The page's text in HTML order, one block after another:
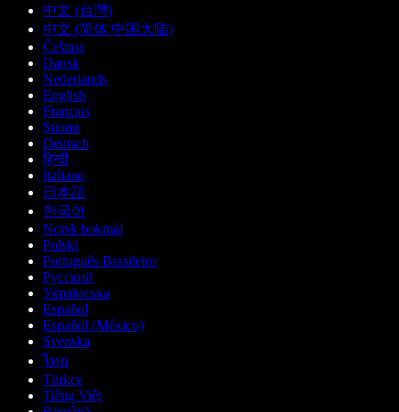
中文 (台灣)
中文 (简体 中国大陆)
Čeština
Dansk
Nederlands
English
Français
Suomi
Deutsch
हिन्दी
Italiano
日本語
한국어
Norsk bokmål
Polski
Português Brasileiro
Русский
Українська
Español
Español (México)
Svenska
ไทย
Türkçe
Tiếng Việt